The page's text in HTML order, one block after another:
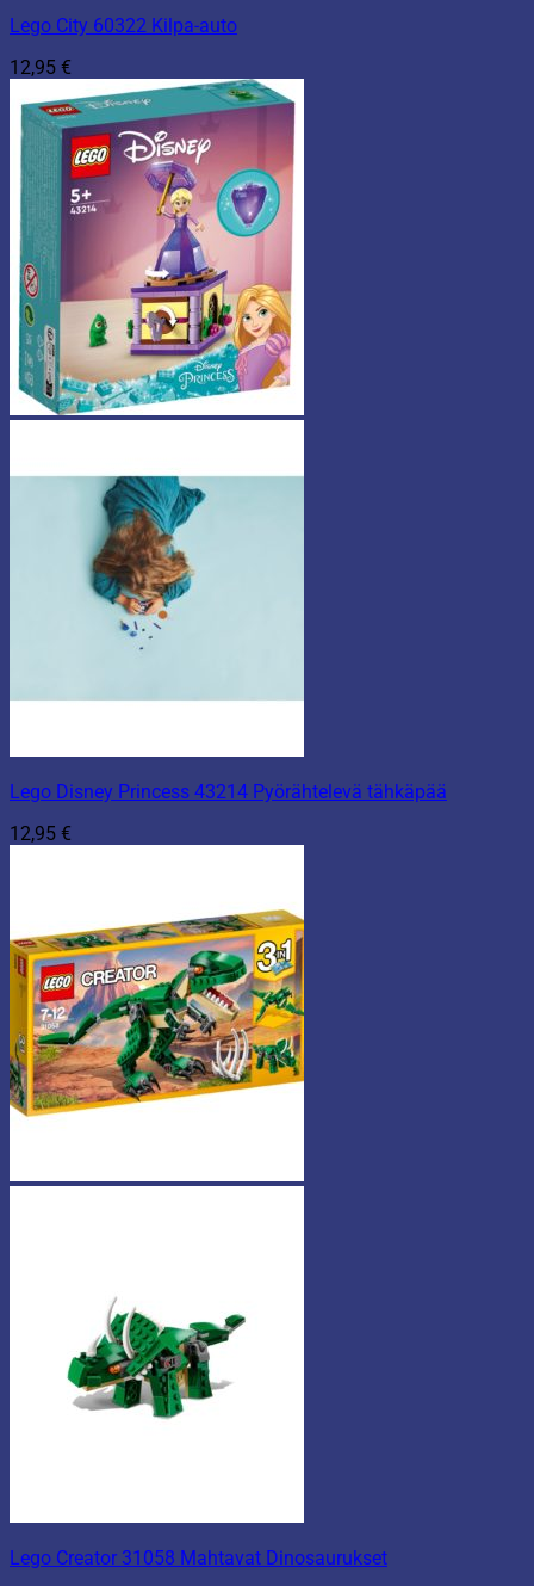
Lego City 60322 Kilpa-auto
12,95 €
Lego Disney Princess 43214 Pyörähtelevä tähkäpää
12,95 €
Lego Creator 31058 Mahtavat Dinosaurukset